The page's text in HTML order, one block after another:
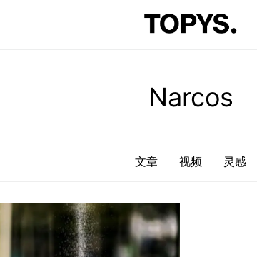
文章 视频 灵感